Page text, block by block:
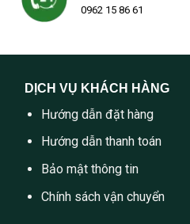
0962 15 86 61
DỊCH VỤ KHÁCH HÀNG
Hướng dẫn đặt hàng
Hướng dẫn thanh toán
Bảo mật thông tin
Chính sách vận chuyển